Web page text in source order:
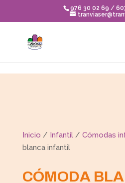
976 30 02 69 /
Inicio / Infantil/ Cómodas
blanca infantil
CÓMODA